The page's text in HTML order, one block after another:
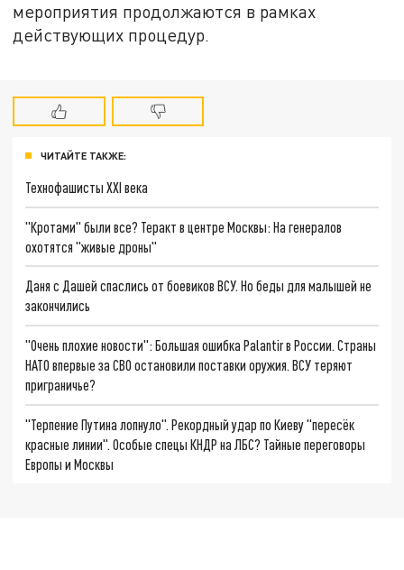
мероприятия продолжаются в рамках
действующих процедур.
ЧИТАЙТЕ ТАКЖЕ:
Технофашисты XXI века
"Кротами" были все? Теракт в центре Москвы: На генералов
охотятся "живые дроны"
Даня с Дашей спаслись от боевиков ВСУ. Но беды для малышей не
закончились
"Очень плохие новости": Большая ошибка Palantir в России. Страны
НАТО впервые за СВО остановили поставки оружия. ВСУ теряют
приграничье?
"Терпение Путина лопнуло". Рекордный удар по Киеву "пересёк
красные линии". Особые спецы КНДР на ЛБС? Тайные переговоры
Европы и Москвы